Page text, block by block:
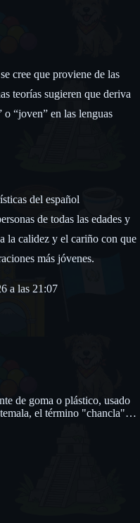
cree que proviene de las
teorías sugieren que deriva
o “joven” en las lenguas
del español
de todas las edades y
la calidez y el cariño con que
más jóvenes.
a las 21:07
de goma o plástico, usado
el término "chancla"